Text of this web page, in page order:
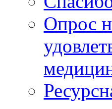
Опрос